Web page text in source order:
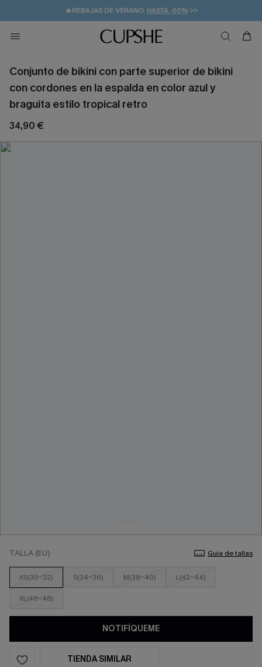
🔥REBAJAS DE VERANO: HASTA -50%>>
👒PROMOCIÓN DE VERANO:-10% EN 2 VESTIDOS
💌¡SUSCRIBIRSE & GANAR -10% EXTRA!
🚚ENVÍO GRATUITO A PARTIR DE 49 € >>
Conjunto de bikini con parte superior de bikini
con cordones en la espalda en color azul y
braguita estilo tropical retro
34,90 €
TALLA (EU) Guía de tallas
XS(30-32) S(34-36) M(38-40) L(42-44)
XL(46-48)
NOTIFÍQUEME
TIENDA SIMILAR